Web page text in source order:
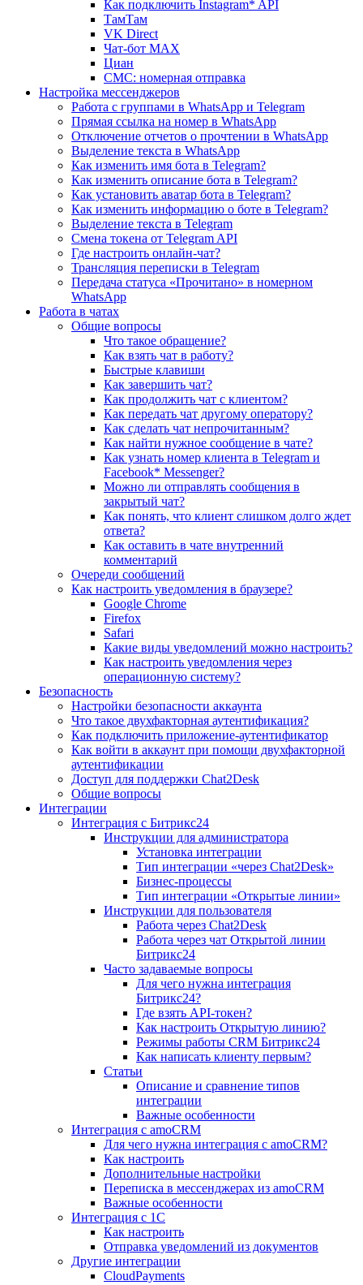
Как подключить Instagram* API
ТамТам
VK Direct
Чат-бот MAX
Циан
СМС: номерная отправка
Настройка мессенджеров
Работа с группами в WhatsApp и Telegram
Прямая ссылка на номер в WhatsApp
Отключение отчетов о прочтении в WhatsApp
Выделение текста в WhatsApp
Как изменить имя бота в Telegram?
Как изменить описание бота в Telegram?
Как установить аватар бота в Telegram?
Как изменить информацию о боте в Telegram?
Выделение текста в Telegram
Смена токена от Telegram API
Где настроить онлайн-чат?
Трансляция переписки в Telegram
Передача статуса «Прочитано» в номерном
WhatsApp
Работа в чатах
Общие вопросы
Что такое обращение?
Как взять чат в работу?
Быстрые клавиши
Как завершить чат?
Как продолжить чат с клиентом?
Как передать чат другому оператору?
Как сделать чат непрочитанным?
Как найти нужное сообщение в чате?
Как узнать номер клиента в Telegram и
Facebook* Messenger?
Можно ли отправлять сообщения в
закрытый чат?
Как понять, что клиент слишком долго ждет
ответа?
Как оставить в чате внутренний
комментарий
Очереди сообщений
Как настроить уведомления в браузере?
Google Chrome
Firefox
Safari
Какие виды уведомлений можно настроить?
Как настроить уведомления через
операционную систему?
Безопасность
Настройки безопасности аккаунта
Что такое двухфакторная аутентификация?
Как подключить приложение-аутентификатор
Как войти в аккаунт при помощи двухфакторной
аутентификации
Доступ для поддержки Chat2Desk
Общие вопросы
Интеграции
Интеграция с Битрикс24
Инструкции для администратора
Установка интеграции
Тип интеграции «через Chat2Desk»
Бизнес-процессы
Тип интеграции «Открытые линии»
Инструкции для пользователя
Работа через Chat2Desk
Работа через чат Открытой линии
Битрикс24
Часто задаваемые вопросы
Для чего нужна интеграция
Битрикс24?
Где взять API-токен?
Как настроить Открытую линию?
Режимы работы CRM Битрикс24
Как написать клиенту первым?
Статьи
Описание и сравнение типов
интеграции
Важные особенности
Интеграция с amoCRM
Для чего нужна интеграция с amoCRM?
Как настроить
Дополнительные настройки
Переписка в мессенджерах из amoCRM
Важные особенности
Интеграция с 1С
Как настроить
Отправка уведомлений из документов
Другие интеграции
CloudPayments